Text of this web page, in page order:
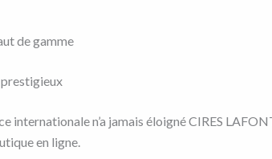
de gamme
internationale n’a jamais éloigné CIRES
en ligne.